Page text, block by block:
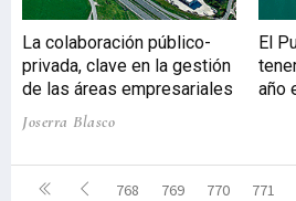
La colaboración público-
privada, clave en la gestión
de las áreas empresariales
Joserra Blasco
El
año
768 769 770 771